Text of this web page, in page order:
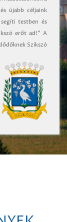
újabb céljaink
testben és
erőt ad!” A
Szikszó